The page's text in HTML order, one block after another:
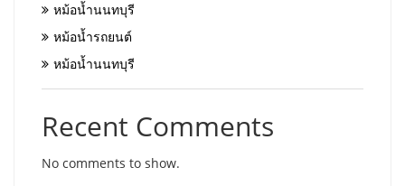
หม้อน้ำนนทบุรี
หม้อน้ำรถยนต์
หม้อน้ำนนทบุรี
Recent Comments
No comments to show.